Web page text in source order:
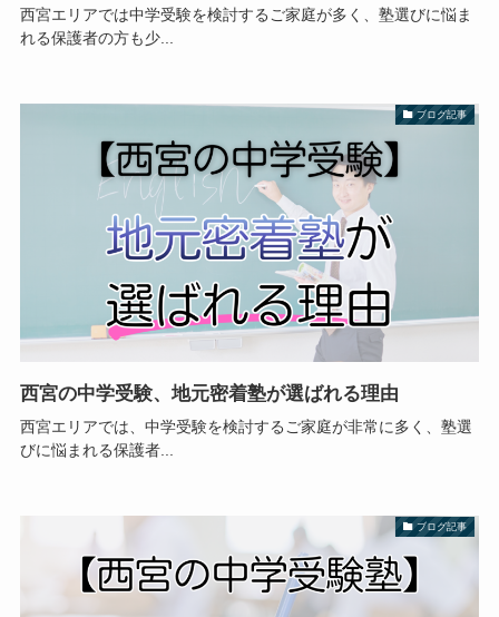
西宮エリアでは中学受験を検討するご家庭が多く、塾選びに悩ま
れる保護者の方も少...
ブログ記事
西宮の中学受験、地元密着塾が選ばれる理由
西宮エリアでは、中学受験を検討するご家庭が非常に多く、塾選
びに悩まれる保護者...
ブログ記事